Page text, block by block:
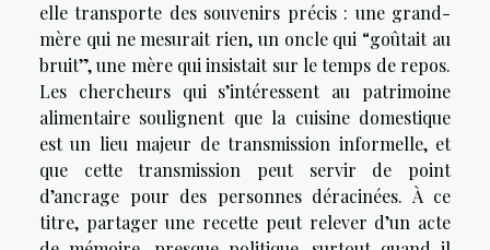
elle transporte des souvenirs précis : une grand-
mère qui ne mesurait rien, un oncle qui “goûtait au
bruit”, une mère qui insistait sur le temps de repos.
Les chercheurs qui s’intéressent au patrimoine
alimentaire soulignent que la cuisine domestique
est un lieu majeur de transmission informelle, et
que cette transmission peut servir de point
d’ancrage pour des personnes déracinées. À ce
titre, partager une recette peut relever d’un acte